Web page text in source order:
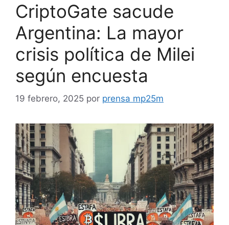
CriptoGate sacude
Argentina: La mayor
crisis política de Milei
según encuesta
19 febrero, 2025 por prensa mp25m